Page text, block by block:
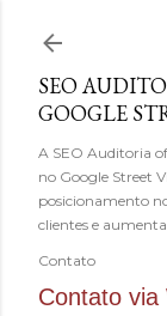
SEO
GOOGLE
A SEO Auditoria
no Google Street
posicionamento
clientes e
Contato
Contato via